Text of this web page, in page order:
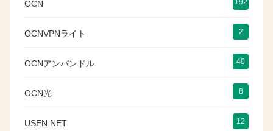
OCN
OCNVPNライト 2
OCNアンバンドル 40
OCN光 8
USEN NET 12